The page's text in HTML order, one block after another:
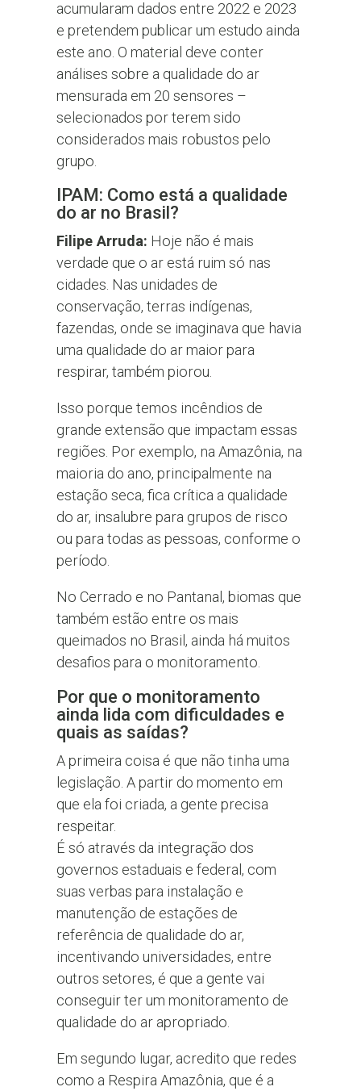
acumularam dados entre 2022 e 2023
e pretendem publicar um estudo ainda
este ano. O material deve conter
análises sobre a qualidade do ar
mensurada em 20 sensores –
selecionados por terem sido
considerados mais robustos pelo
grupo.
IPAM: Como está a qualidade
do ar no Brasil?
Filipe Arruda: Hoje não é mais
verdade que o ar está ruim só nas
cidades. Nas unidades de
conservação, terras indígenas,
fazendas, onde se imaginava que havia
uma qualidade do ar maior para
respirar, também piorou.
Isso porque temos incêndios de
grande extensão que impactam essas
regiões. Por exemplo, na Amazônia, na
maioria do ano, principalmente na
estação seca, fica crítica a qualidade
do ar, insalubre para grupos de risco
ou para todas as pessoas, conforme o
período.
No Cerrado e no Pantanal, biomas que
também estão entre os mais
queimados no Brasil, ainda há muitos
desafios para o monitoramento.
Por que o monitoramento
ainda lida com dificuldades e
quais as saídas?
A primeira coisa é que não tinha uma
legislação. A partir do momento em
que ela foi criada, a gente precisa
respeitar.
É só através da integração dos
governos estaduais e federal, com
suas verbas para instalação e
manutenção de estações de
referência de qualidade do ar,
incentivando universidades, entre
outros setores, é que a gente vai
conseguir ter um monitoramento de
qualidade do ar apropriado.
Em segundo lugar, acredito que redes
como a Respira Amazônia, que é a